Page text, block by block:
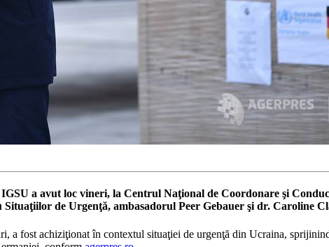
a avut loc vineri, la Centrul Naţional de Coordonare şi
de Urgenţă, ambasadorul Peer Gebauer şi dr. Caroline
a fost achiziţionat în contextul situaţiei de urgenţă din Ucraina,